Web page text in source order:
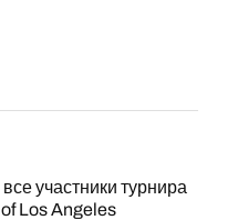
участники турнира
Los Angeles